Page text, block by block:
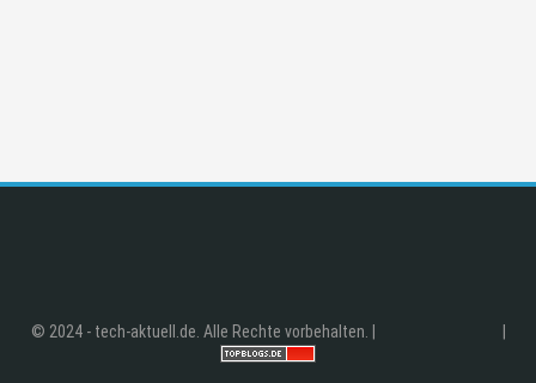
© 2024 - tech-aktuell.de. Alle Rechte vorbehalten. |